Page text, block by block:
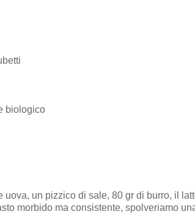
biologico
uova, un pizzico di sale, 80 gr di burro, il
morbido ma consistente, spolveriamo